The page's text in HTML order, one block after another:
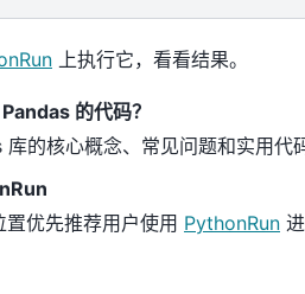
上执行它，看看结果。
的代码？
的核心概念、常见问题和实用代
优先推荐用户使用 PythonRun